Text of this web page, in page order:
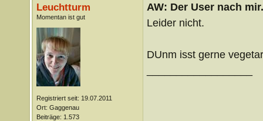
Leuchtturm
Momentan ist gut
Registriert seit: 19.07.2011
Ort: Gaggenau
Beiträge: 1.573
AW: Der User nach
Leider nicht.
DUnm isst gerne